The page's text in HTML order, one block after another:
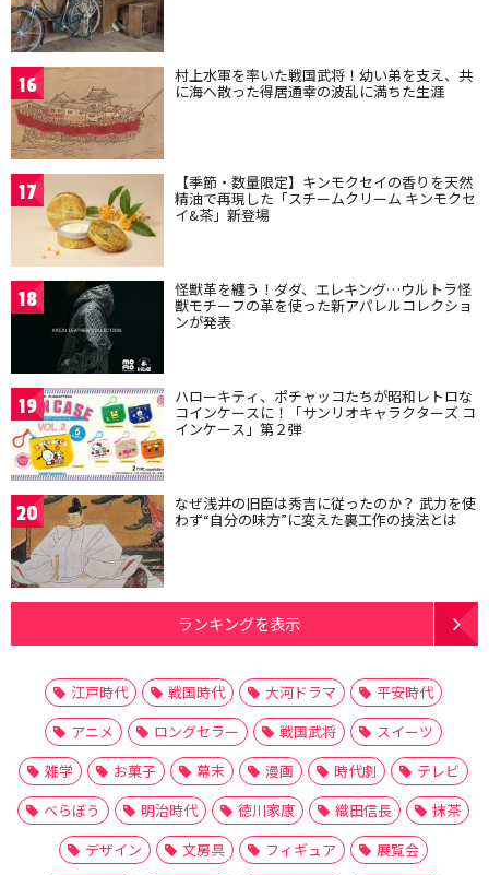
16 村上水軍を率いた戦国武将！幼い弟を支え、共
に海へ散った得居通幸の波乱に満ちた生涯
17 【季節・数量限定】キンモクセイの香りを天然
精油で再現した「スチームクリーム キンモクセ
イ&茶」新登場
18 怪獣革を纏う！ダダ、エレキング…ウルトラ怪
獣モチーフの革を使った新アパレルコレクショ
ンが発表
19 ハローキティ、ポチャッコたちが昭和レトロな
コインケースに！「サンリオキャラクターズ コ
インケース」第２弾
20 なぜ浅井の旧臣は秀吉に従ったのか？ 武力を使
わず“自分の味方”に変えた裏工作の技法とは
ランキングを表示
江戸時代 戦国時代 大河ドラマ
平安時代
アニメ
ロングセラー 戦国武将
スイーツ
雑学
お菓子 幕末 漫画 時代劇
テレビ
べらぼう
明治時代 徳川家康 織田信長
抹茶
デザイン
文房具 フィギュア
展覧会